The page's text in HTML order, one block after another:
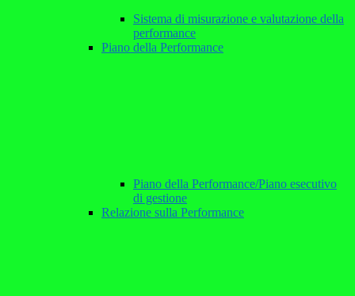
Sistema di misurazione e valutazione della
performance
Piano della Performance
Piano della Performance/Piano esecutivo
di gestione
Relazione sulla Performance